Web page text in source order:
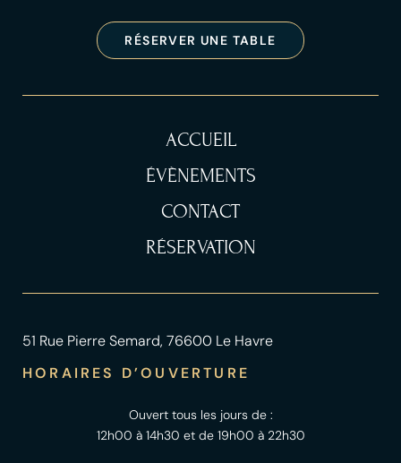
RÉSERVER UNE TABLE
ACCUEIL
ÉVÈNEMENTS
CONTACT
RÉSERVATION
51 Rue Pierre Semard, 76600 Le Havre
HORAIRES D’OUVERTURE
Ouvert tous les jours de :
12h00 à 14h30 et de 19h00 à 22h30